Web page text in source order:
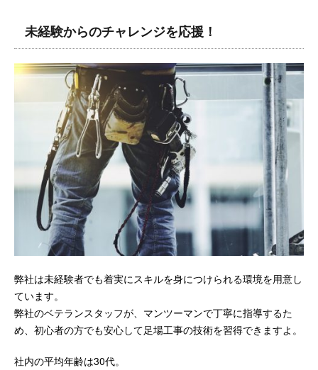
未経験からのチャレンジを応援！
弊社は未経験者でも着実にスキルを身につけられる環境を用意し
ています。
弊社のベテランスタッフが、マンツーマンで丁寧に指導するた
め、初心者の方でも安心して足場工事の技術を習得できますよ。
社内の平均年齢は30代。